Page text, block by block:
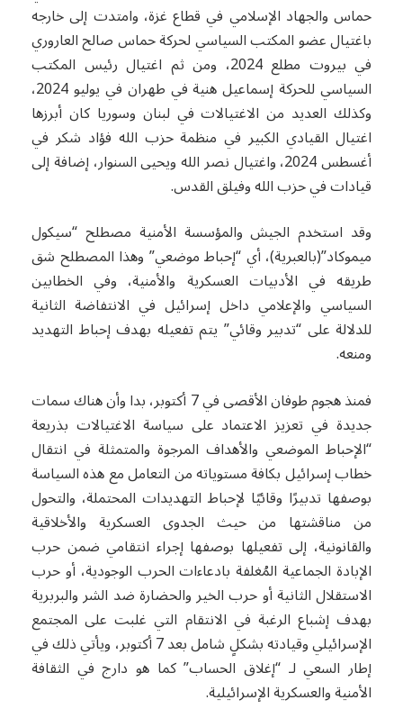
حماس والجهاد الإسلامي في قطاع غزة، وامتدت إلى خارجه
باغتيال عضو المكتب السياسي لحركة حماس صالح العاروري
في بيروت مطلع 2024، ومن ثم اغتيال رئيس المكتب
السياسي للحركة إسماعيل هنية في طهران في يوليو 2024،
وكذلك العديد من الاغتيالات في لبنان وسوريا كان أبرزها
اغتيال القيادي الكبير في منظمة حزب الله فؤاد شكر في
أغسطس 2024، واغتيال نصر الله ويحيى السنوار، إضافة إلى
قيادات في حزب الله وفيلق القدس.
وقد استخدم الجيش والمؤسسة الأمنية مصطلح “سيكول
ميموكاد”(بالعبرية)، أي “إحباط موضعي” وهذا المصطلح شق
طريقه في الأدبيات العسكرية والأمنية، وفي الخطابين
السياسي والإعلامي داخل إسرائيل في الانتفاضة الثانية
للدلالة على “تدبير وقائي” يتم تفعيله بهدف إحباط التهديد
ومنعه.
فمنذ هجوم طوفان الأقصى في 7 أكتوبر، بدا وأن هناك سمات
جديدة في تعزيز الاعتماد على سياسة الاغتيالات بذريعة
“الإحباط الموضعي والأهداف المرجوة والمتمثلة في انتقال
خطاب إسرائيل بكافة مستوياته من التعامل مع هذه السياسة
بوصفها تدبيرًا وقائيًا لإحباط التهديدات المحتملة، والتحول
من مناقشتها من حيث الجدوى العسكرية والأخلاقية
والقانونية، إلى تفعيلها بوصفها إجراء انتقامي ضمن حرب
الإبادة الجماعية المُغلفة بادعاءات الحرب الوجودية، أو حرب
الاستقلال الثانية أو حرب الخير والحضارة ضد الشر والبربرية
بهدف إشباع الرغبة في الانتقام التي غلبت على المجتمع
الإسرائيلي وقيادته بشكلٍ شامل بعد 7 أكتوبر، ويأتي ذلك في
إطار السعي لـ “إغلاق الحساب” كما هو دارج في الثقافة
الأمنية والعسكرية الإسرائيلية.